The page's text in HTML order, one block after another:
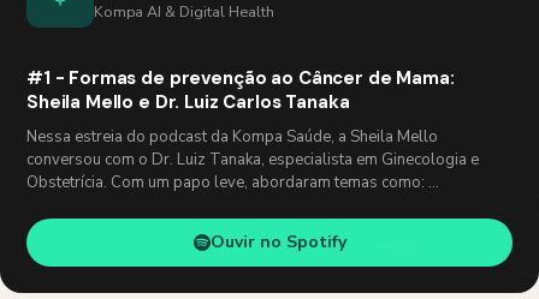
Kompa AI & Digital Health
#1 - Formas de prevenção ao Câncer de Mama:
Sheila Mello e Dr. Luiz Carlos Tanaka
Nessa estreia do podcast da Kompa Saúde, a Sheila Mello
conversou com o Dr. Luiz Tanaka, especialista em Ginecologia e
Obstetrícia. Com um papo leve, abordaram temas como: …
Ouvir no Spotify